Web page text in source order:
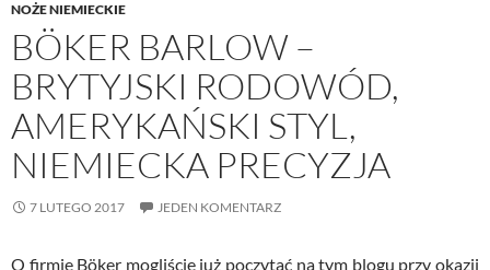
NOŻE NIEMIECKIE
BÖKER BARLOW –
BRYTYJSKI RODOWÓD,
AMERYKAŃSKI STYL,
NIEMIECKA PRECYZJA
7 LUTEGO 2017 JEDEN KOMENTARZ
O firmie Böker mogliście już poczytać na tym blogu przy okazji